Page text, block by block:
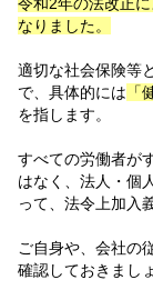
なりました。
適切な社会保険等
で、具体的には 「
を指します。
すべての労働者が
はなく、法人・個
って、法令上加入
ご自身や、会社の
確認しておきまし